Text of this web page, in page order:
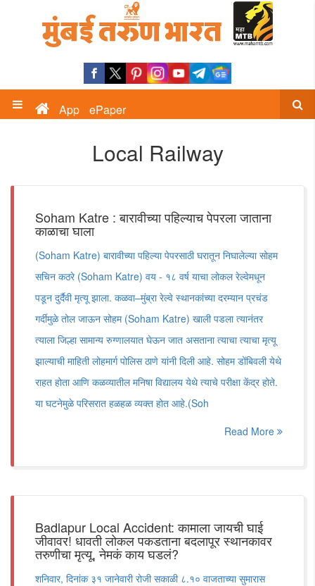
App ePaper
Local Railway
Soham Katre : बारावीच्या पहिल्याच पेपरला जाताना
काळाचा घाला
(Soham Katre) बारावीच्या पहिल्या पेपरसाठी घरातून निघालेल्या सोहम
सचिन कठरे (Soham Katre) वय - १८ वर्ष याचा लोकल रेल्वेमधून
पडून दुर्दैवी मृत्यू झाला. कळवा–मुंब्रा रेल्वे स्थानकांच्या दरम्यान प्रचंड
गर्दीमुळे तोल जाऊन सोहम (Soham Katre) खाली पडला त्यानंतर
त्याला जिल्हा सामान्य रुग्णालयात घेऊन जात असताना त्याचा त्याचा मृत्यू
झाल्याची माहिती लोहमार्ग पोलिस ठाणे यांनी दिली आहे. सोहम डोंबिवली येथे
राहत होता आणि कळव्यातील मनिषा विद्यालय येथे त्याचे परीक्षा केंद्र होते.
या घटनेमुळे परिसरात हळहळ व्यक्त होत आहे.(Soh
Read More
Badlapur Local Accident: कामाला जायची घाई
जीवावर! धावती लोकल पकडताना बदलापूर स्थानकावर
तरुणीचा मृत्यू, नेमकं काय घडलं?
शनिवार, दिनांक ३१ जानेवारी रोजी सकाळी ८.१० वाजताच्या सुमारास